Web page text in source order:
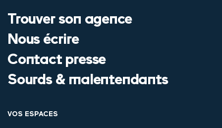
Trouver son agence
Nous écrire
Contact presse
Sourds & malentendants
VOS ESPACES